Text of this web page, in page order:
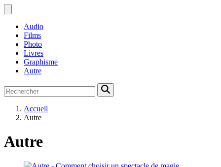
Audio
Films
Photo
Livres
Graphisme
Autre
Accueil
Autre
Autre